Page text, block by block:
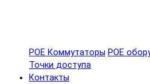
POE Коммутаторы POE
Точки доступа
Контакты